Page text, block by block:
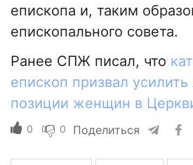
епископа и, таким
епископального совета.
Ранее СПЖ писал, что
епископ призвал
позиции женщин в
0 0 Поделиться